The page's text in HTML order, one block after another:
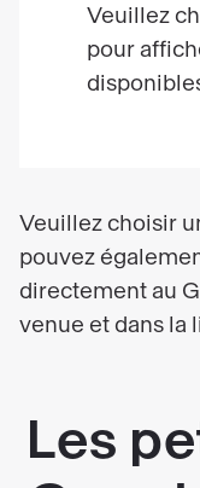
Veuillez
pour
Veuillez choisir
pouvez
directement au
venue et dans la